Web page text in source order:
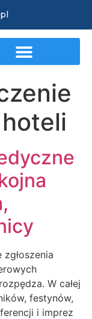
W całej
festynów,
i imprez